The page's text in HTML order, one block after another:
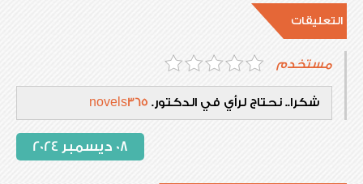
التعليقات
مستخدم
شكرا.. نحتاج لرأي في الدكتور. novels365
08 ديسمبر 2024